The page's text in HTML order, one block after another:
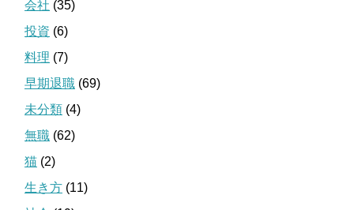
会社 (35)
投資 (6)
料理 (7)
早期退職 (69)
未分類 (4)
無職 (62)
猫 (2)
生き方 (11)